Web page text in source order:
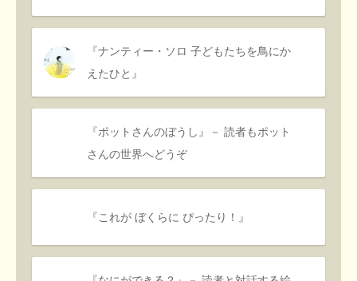
『ナンティー・ソロ 子どもたちを鳥にか
えたひと』
『ポットさんのぼうし』－ 読者もポット
さんの世界へどうぞ
『これが ぼくらに ぴったり！』